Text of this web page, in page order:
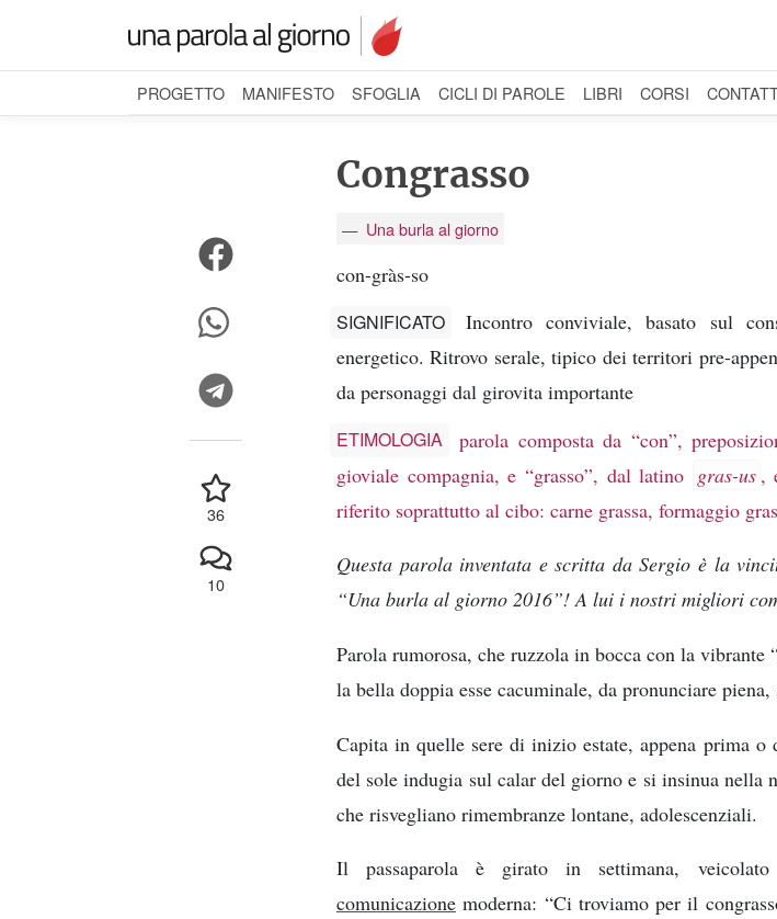
PROGETTO MANIFESTO SFOGLIA CICLI DI PAROLE LIBRI CORSI
Congrasso
Una burla al giorno
con-gràs-so
SIGNIFICATO
Incontro conviviale, basato sul
energetico. Ritrovo serale, tipico dei territori pre-
da personaggi dal girovita importante
ETIMOLOGIA
parola composta da “con”,
gioviale compagnia, e “grasso”, dal latino gras-us ,
riferito soprattutto al cibo: carne grassa, formaggio
Questa parola inventata e scritta da Sergio è la
“Una burla al giorno 2016”! A lui i nostri migliori
Parola rumorosa, che ruzzola in bocca con la vibrante
la bella doppia esse cacuminale, da pronunciare piena,
Capita in quelle sere di inizio estate, appena prima
del sole indugia sul calar del giorno e si insinua nella
che risvegliano rimembranze lontane, adolescenziali.
Il passaparola è girato in settimana,
comunicazione moderna: “Ci troviamo per il
36
10